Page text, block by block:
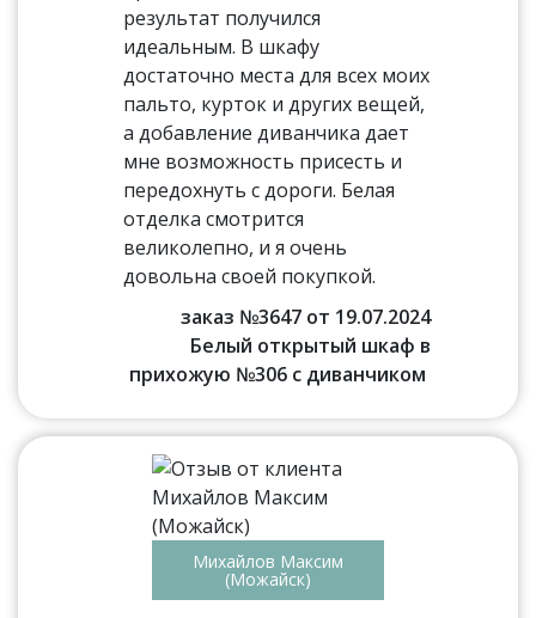
результат получился
идеальным. В шкафу
достаточно места для всех моих
пальто, курток и других вещей,
а добавление диванчика дает
мне возможность присесть и
передохнуть с дороги. Белая
отделка смотрится
великолепно, и я очень
довольна своей покупкой.
заказ №3647 от 19.07.2024
Белый открытый шкаф в
прихожую №306 с диванчиком
Михайлов Максим
(Можайск)